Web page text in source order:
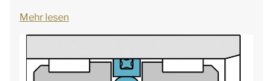
Mehr lesen